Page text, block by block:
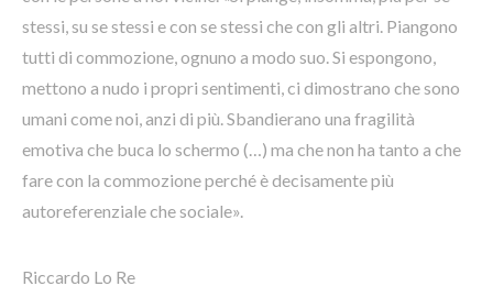
stessi, su se stessi e con se stessi che con gli altri. Piangono
tutti di commozione, ognuno a modo suo. Si espongono,
mettono a nudo i propri sentimenti, ci dimostrano che sono
umani come noi, anzi di più. Sbandierano una fragilità
emotiva che buca lo schermo (…) ma che non ha tanto a che
fare con la commozione perché è decisamente più
autoreferenziale che sociale».
Riccardo Lo Re